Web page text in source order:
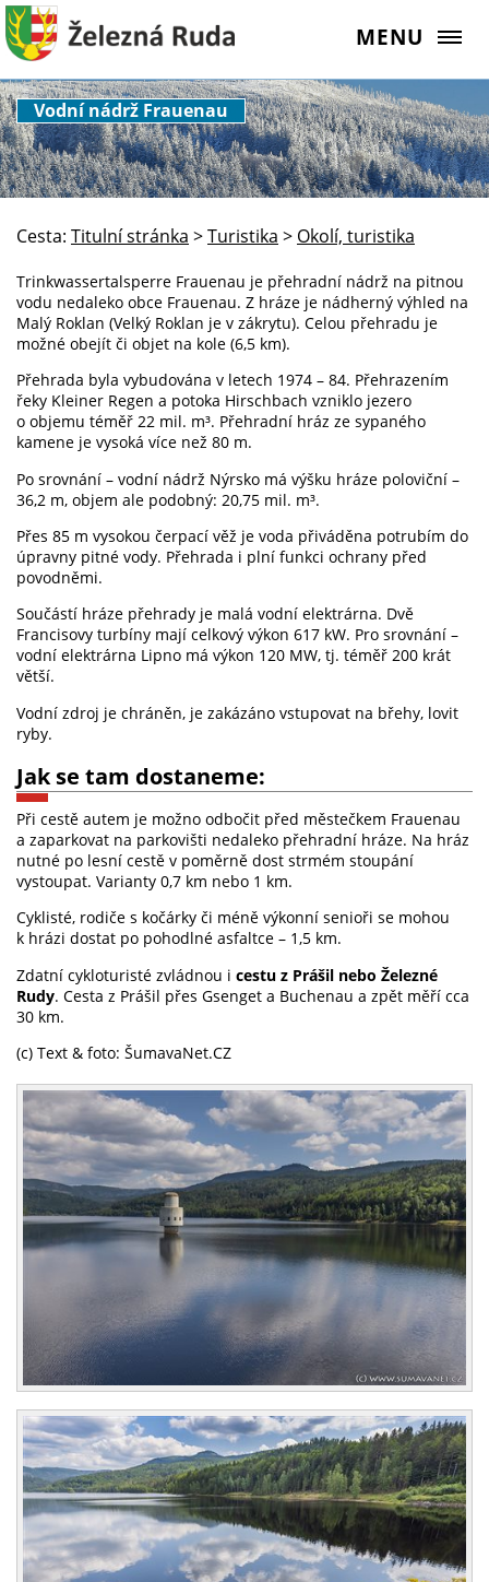
MENU
Vodní nádrž Frauenau
Cesta: Titulní stránka >Turistika > Okolí, turistika
Trinkwassertalsperre Frauenau je přehradní nádrž na pitnou
vodu nedaleko obce Frauenau. Z hráze je nádherný výhled na
Malý Roklan (Velký Roklan je v zákrytu). Celou přehradu je
možné obejít či objet na kole (6,5 km).
Přehrada byla vybudována v letech 1974 – 84. Přehrazením
řeky Kleiner Regen a potoka Hirschbach vzniklo jezero
o objemu téměř 22 mil. m³. Přehradní hráz ze sypaného
kamene je vysoká více než 80 m.
Po srovnání – vodní nádrž Nýrsko má výšku hráze poloviční –
36,2 m, objem ale podobný: 20,75 mil. m³.
Přes 85 m vysokou čerpací věž je voda přiváděna potrubím do
úpravny pitné vody. Přehrada i plní funkci ochrany před
povodněmi.
Součástí hráze přehrady je malá vodní elektrárna. Dvě
Francisovy turbíny mají celkový výkon 617 kW. Pro srovnání –
vodní elektrárna Lipno má výkon 120 MW, tj. téměř 200 krát
větší.
Vodní zdroj je chráněn, je zakázáno vstupovat na břehy, lovit
ryby.
Jak se tam dostaneme:
Při cestě autem je možno odbočit před městečkem Frauenau
a zaparkovat na parkovišti nedaleko přehradní hráze. Na hráz
nutné po lesní cestě v poměrně dost strmém stoupání
vystoupat. Varianty 0,7 km nebo 1 km.
Cyklisté, rodiče s kočárky či méně výkonní senioři se mohou
k hrázi dostat po pohodlné asfaltce – 1,5 km.
Zdatní cykloturisté zvládnou i cestu z Prášil nebo Železné
Rudy. Cesta z Prášil přes Gsenget a Buchenau a zpět měří cca
30 km.
(c) Text & foto: ŠumavaNet.CZ